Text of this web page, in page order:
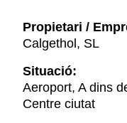
Propietari /
Calgethol, SL
Situació:
Aeroport, A dins
Centre ciutat